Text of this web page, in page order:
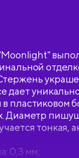
дает
пластиковом
Диаметр
тонкая,
0,3 мм;